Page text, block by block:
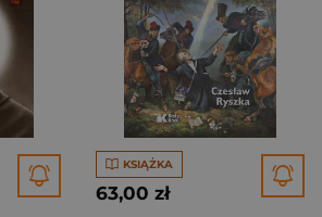
KSIĄŻKA
63,00 zł